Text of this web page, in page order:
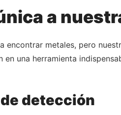
a
encontrar metales, pero
una herramienta
detección